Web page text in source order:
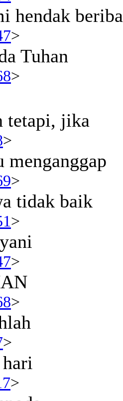
hendak
>
Tuhan
>
tetapi, jika
>
menganggap
>
tidak baik
>
>
>
>
>